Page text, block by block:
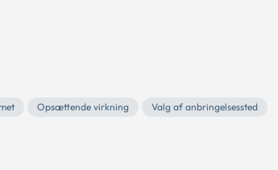
Opsættende virkning
Valg af anbringelsessted